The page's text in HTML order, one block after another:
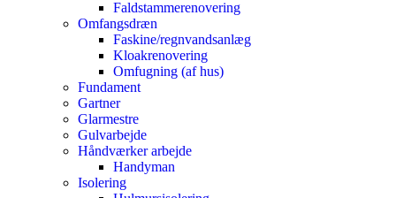
Faldstammerenovering
Omfangsdræn
Faskine/regnvandsanlæg
Kloakrenovering
Omfugning (af hus)
Fundament
Gartner
Glarmestre
Gulvarbejde
Håndværker arbejde
Handyman
Isolering